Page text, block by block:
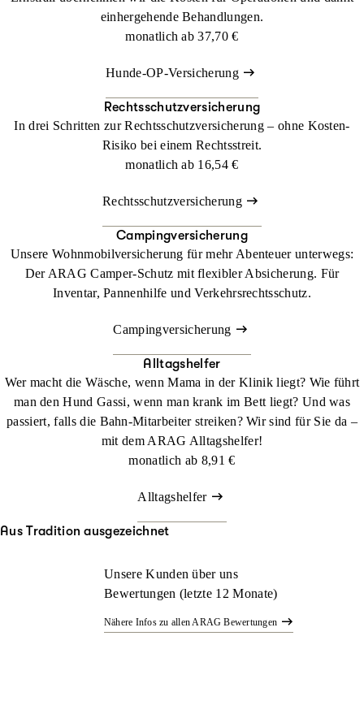
Maremmaner Hirtenhund
Mastin de los Pirineos
Mittelasiatischer Owtscharka
Pittbull Terrier
Römischer Kampfhund
Rottweiler
Stafforshire Bullterier
Südrussischer Owtscharka
einhergehende Behandlungen.
monatlich ab 37,70 €
Hunde-OP-Versicherung
Rechtsschutzversicherung
In drei Schritten zur Rechtsschutzversicherung – ohne Kosten-
Risiko bei einem Rechtsstreit.
monatlich ab 16,54 €
Rechtsschutzversicherung
Campingversicherung
Unsere Wohnmobilversicherung für mehr Abenteuer unterwegs:
Der ARAG Camper-Schutz mit flexibler Absicherung. Für
Inventar, Pannenhilfe und Verkehrsrechtsschutz.
Campingversicherung
Alltagshelfer
Wer macht die Wäsche, wenn Mama in der Klinik liegt? Wie führt
man den Hund Gassi, wenn man krank im Bett liegt? Und was
passiert, falls die Bahn-Mitarbeiter streiken? Wir sind für Sie da –
mit dem ARAG Alltagshelfer!
monatlich ab 8,91 €
Alltagshelfer
Aus Tradition ausgezeichnet
Unsere Kunden über uns
Bewertungen (letzte 12 Monate)
Nähere Infos zu allen ARAG Bewertungen